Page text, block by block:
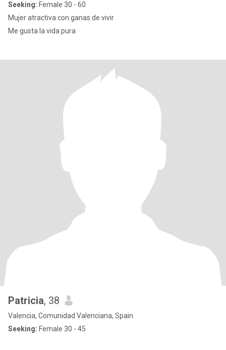
Seeking: Female 30 - 60
Mujer atractiva con ganas de vivir
Me gusta la vida pura
Patricia, 38
Valencia, Comunidad Valenciana, Spain
Seeking: Female 30 - 45